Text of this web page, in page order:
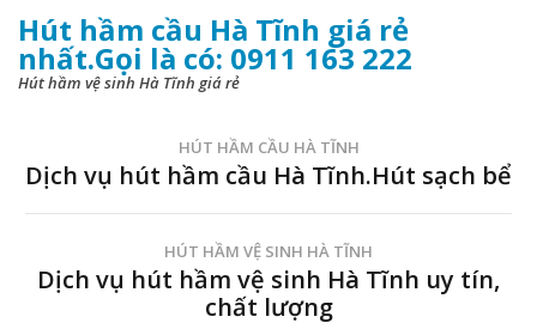
Hút hầm cầu Hà Tĩnh giá rẻ
nhất.Gọi là có: 0911 163 222
Hút hầm vệ sinh Hà Tĩnh giá rẻ
HÚT HẦM CẦU HÀ TĨNH
Dịch vụ hút hầm cầu Hà Tĩnh.Hút sạch bể
HÚT HẦM VỆ SINH HÀ TĨNH
Dịch vụ hút hầm vệ sinh Hà Tĩnh uy tín,
chất lượng